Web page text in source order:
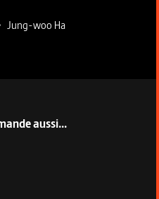
Jung-woo Ha
aussi...